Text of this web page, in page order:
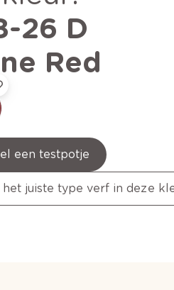
26 D
Red
een testpotje
het juiste type verf in deze